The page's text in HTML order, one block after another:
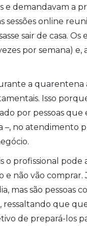
e demandavam a
online
sair de casa.
por semana)
a quarentena
Isso
por pessoas que
no atendimento
o profissional
e não vão
mas são pessoas
ressaltando que
de prepará-los